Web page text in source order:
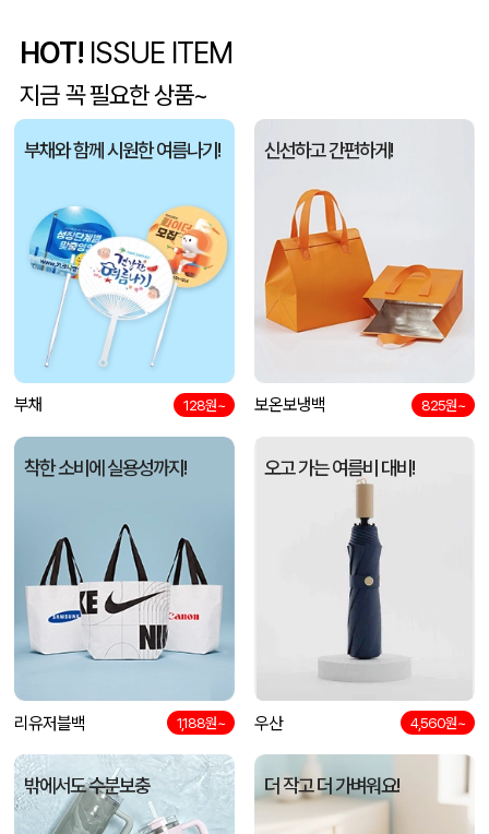
이OO 사각니들펜(0.7)
채OO 브리온 아이스큐브 2세대 여름 아이스 넥밴드 쿨러 08-07
김OO 접이식 장바구니 포켓가방 3종 1P
담OO [주문제작] 에코백 맞춤 제작 서비스 08-07
노OO 반달팬시자루부채(원형) (150Ø,160Ø,170Ø,180Ø,190Ø) 08-07
노OO 08-07
HOT! ISSUE ITEM
지금 꼭 필요한 상품~
부채와 함께 시원한 여름나기!
부채 128원~
신선하고 간편하게!
보온보냉백 825원~
착한 소비에 실용성까지!
리유저블백 1,188원~
오고 가는 여름비 대비!
우산 4,560원~
밖에서도 수분보충 더 작고 더 가벼워요!